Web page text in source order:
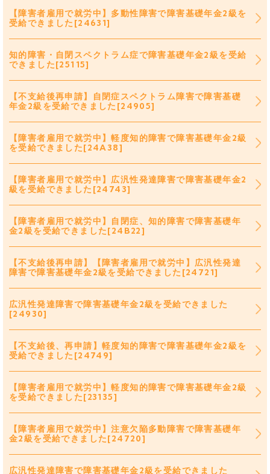
【障害者雇用で就労中】多動性障害で障害基礎年金2級を
受給できました[24631]
知的障害・自閉スペクトラム症で障害基礎年金2級を受給
できました[25115]
【不支給後再申請】自閉症スペクトラム障害で障害基礎
年金2級を受給できました[24905]
【障害者雇用で就労中】軽度知的障害で障害基礎年金2級
を受給できました[24A38]
【障害者雇用で就労中】広汎性発達障害で障害基礎年金2
級を受給できました[24743]
【障害者雇用で就労中】自閉症、知的障害で障害基礎年
金2級を受給できました[24B22]
【不支給後再申請】【障害者雇用で就労中】広汎性発達
障害で障害基礎年金2級を受給できました[24721]
広汎性発達障害で障害基礎年金2級を受給できました
[24930]
【不支給後、再申請】軽度知的障害で障害基礎年金2級を
受給できました[24749]
【障害者雇用で就労中】軽度知的障害で障害基礎年金2級
を受給できました[23135]
【障害者雇用で就労中】注意欠陥多動障害で障害基礎年
金2級を受給できました[24720]
広汎性発達障害で障害基礎年金2級を受給できました